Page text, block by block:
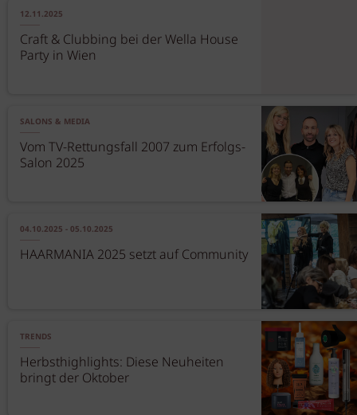
12.11.2025
Craft & Clubbing bei der Wella House
Party in Wien
SALONS & MEDIA
Vom TV-Rettungsfall 2007 zum Erfolgs-
Salon 2025
04.10.2025 - 05.10.2025
HAARMANIA 2025 setzt auf Community
TRENDS
Herbsthighlights: Diese Neuheiten
bringt der Oktober